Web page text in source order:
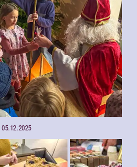
Adventssingen
18.12.2025
OVB-
vor der
am Salzstadel